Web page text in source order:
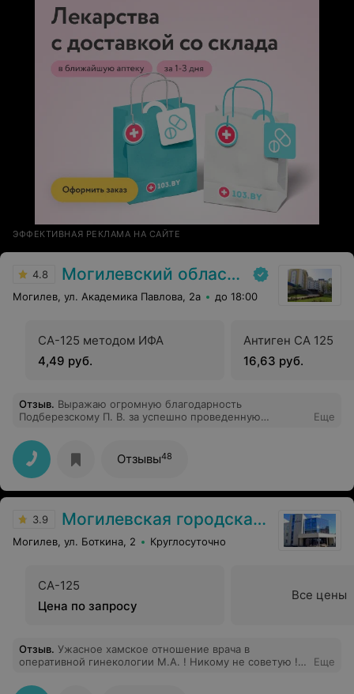
ЭФФЕКТИВНАЯ РЕКЛАМА НА САЙТЕ
4.8 Могилевский областной онкологический диспансер
Могилев, ул. Академика Павлова, 2а до 18:00
СА-125 методом ИФА
4,49 руб.
Антиген СА 125
16,63 руб.
Отзыв. Выражаю огромную благодарность
Подберезскому П. В. за успешно проведенную
профессионализм и хорошее отношение к пациентам.
Еще
Отзывы48
3.9 Могилевская городская больница скорой медицинской помощи
Могилев, ул. Боткина, 2 Круглосуточно
СА-125
Цена по запросу
Все цены
Отзыв. Ужасное хамское отношение врача в
оперативной гинекологии М.А. ! Никому не советую !
некомпетентностью.
Еще